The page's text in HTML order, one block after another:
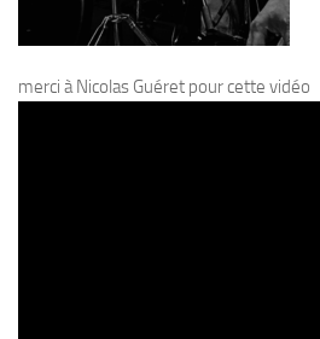
merci à Nicolas Guéret pour cette vidéo